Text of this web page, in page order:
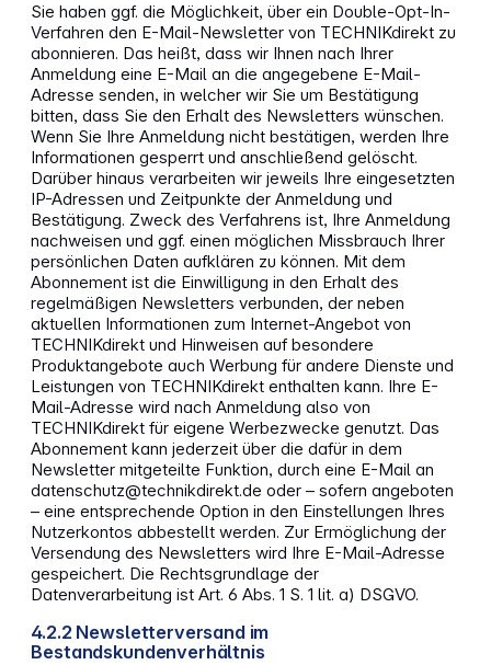
Sie haben ggf. die Möglichkeit, über ein Double-Opt-In-
Verfahren den E-Mail-Newsletter von TECHNIKdirekt zu
abonnieren. Das heißt, dass wir Ihnen nach Ihrer
Anmeldung eine E-Mail an die angegebene E-Mail-
Adresse senden, in welcher wir Sie um Bestätigung
bitten, dass Sie den Erhalt des Newsletters wünschen.
Wenn Sie Ihre Anmeldung nicht bestätigen, werden Ihre
Informationen gesperrt und anschließend gelöscht.
Darüber hinaus verarbeiten wir jeweils Ihre eingesetzten
IP-Adressen und Zeitpunkte der Anmeldung und
Bestätigung. Zweck des Verfahrens ist, Ihre Anmeldung
nachweisen und ggf. einen möglichen Missbrauch Ihrer
persönlichen Daten aufklären zu können. Mit dem
Abonnement ist die Einwilligung in den Erhalt des
regelmäßigen Newsletters verbunden, der neben
aktuellen Informationen zum Internet-Angebot von
TECHNIKdirekt und Hinweisen auf besondere
Produktangebote auch Werbung für andere Dienste und
Leistungen von TECHNIKdirekt enthalten kann. Ihre E-
Mail-Adresse wird nach Anmeldung also von
TECHNIKdirekt für eigene Werbezwecke genutzt. Das
Abonnement kann jederzeit über die dafür in dem
Newsletter mitgeteilte Funktion, durch eine E-Mail an
datenschutz@technikdirekt.de oder – sofern angeboten
– eine entsprechende Option in den Einstellungen Ihres
Nutzerkontos abbestellt werden. Zur Ermöglichung der
Versendung des Newsletters wird Ihre E-Mail-Adresse
gespeichert. Die Rechtsgrundlage der
Datenverarbeitung ist Art. 6 Abs. 1 S. 1 lit. a) DSGVO.
4.2.2 Newsletterversand im
Bestandskundenverhältnis